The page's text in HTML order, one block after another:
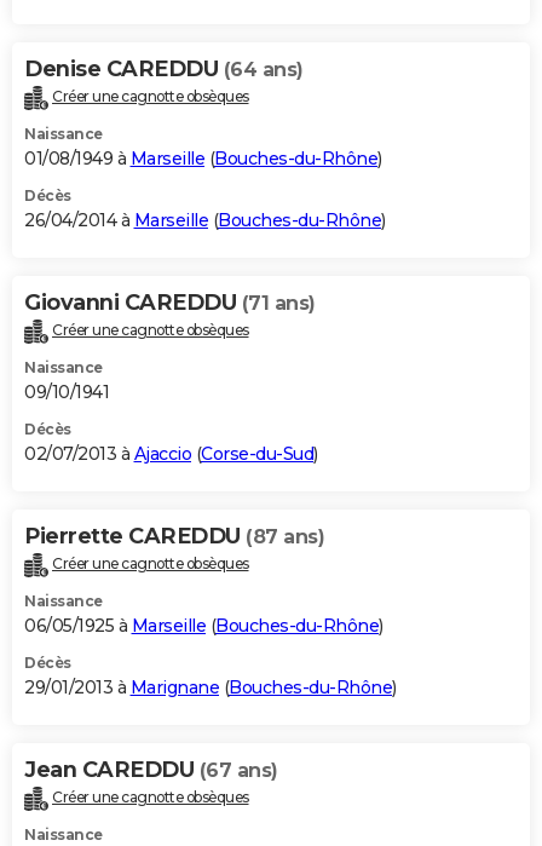
Denise CAREDDU (64 ans)
Créer une cagnotte obsèques
Naissance
01/08/1949 à Marseille (Bouches-du-Rhône)
Décès
26/04/2014 à Marseille (Bouches-du-Rhône)
Giovanni CAREDDU (71 ans)
Créer une cagnotte obsèques
Naissance
09/10/1941
Décès
02/07/2013 à Ajaccio (Corse-du-Sud)
Pierrette CAREDDU (87 ans)
Créer une cagnotte obsèques
Naissance
06/05/1925 à Marseille (Bouches-du-Rhône)
Décès
29/01/2013 à Marignane (Bouches-du-Rhône)
Jean CAREDDU (67 ans)
Créer une cagnotte obsèques
Naissance